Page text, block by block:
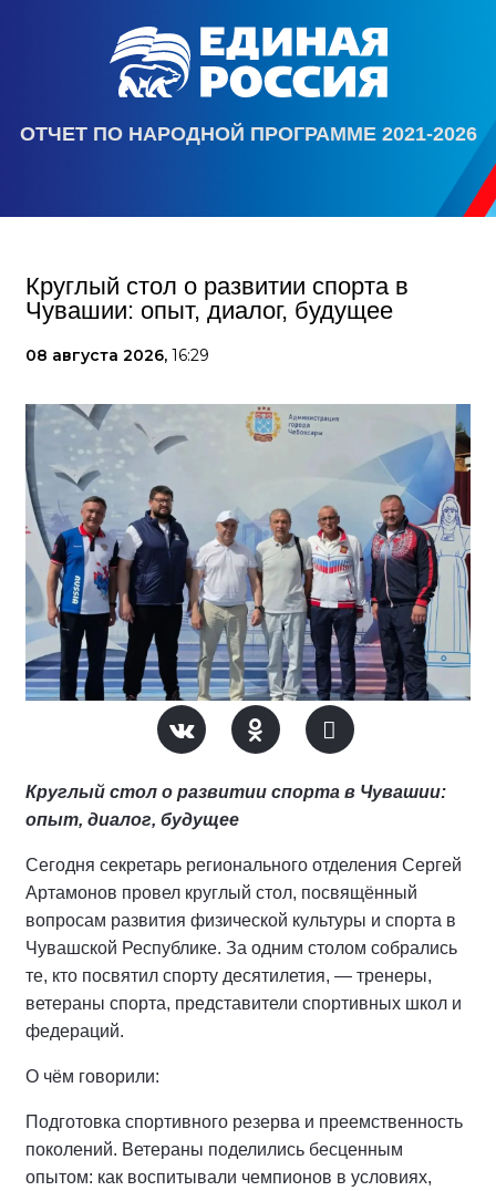
ОТЧЕТ ПО НАРОДНОЙ ПРОГРАММЕ 2021-2026
Круглый стол о развитии спорта в
Чувашии: опыт, диалог, будущее
08 августа 2026, 16:29
Круглый стол о развитии спорта в Чувашии:
опыт, диалог, будущее
Сегодня секретарь регионального отделения Сергей
Артамонов провел круглый стол, посвящённый
вопросам развития физической культуры и спорта в
Чувашской Республике. За одним столом собрались
те, кто посвятил спорту десятилетия, — тренеры,
ветераны спорта, представители спортивных школ и
федераций.
О чём говорили:
Подготовка спортивного резерва и преемственность
поколений. Ветераны поделились бесценным
опытом: как воспитывали чемпионов в условиях,